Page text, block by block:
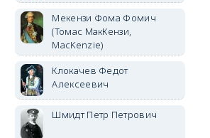
Мекензи Фома Фомич
(Томас МакКензи,
MacKenzie)
Клокачев Федот
Алексеевич
Шмидт Петр Петрович